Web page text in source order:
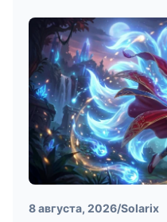
8 августа, 2026/Solarix